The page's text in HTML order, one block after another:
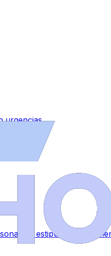
urgencias
del estipulado